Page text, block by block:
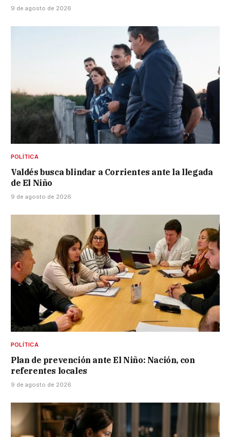
9 de agosto de 2026
POLÍTICA
Valdés busca blindar a Corrientes ante la llegada
de El Niño
9 de agosto de 2026
POLÍTICA
Plan de prevención ante El Niño: Nación, con
referentes locales
9 de agosto de 2026